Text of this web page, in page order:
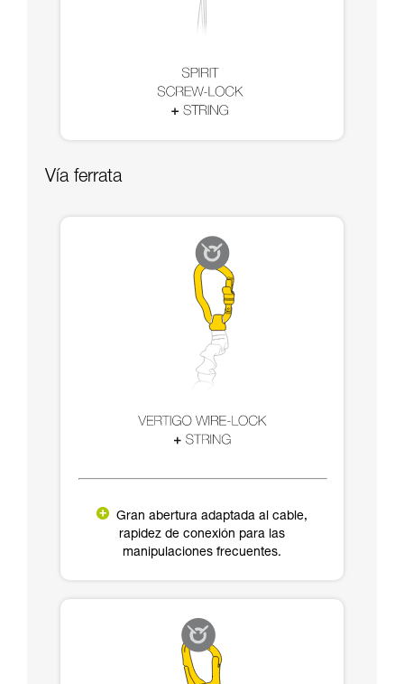
Vía ferrata
Gran abertura adaptada al cable,
rapidez de conexión para las
manipulaciones frecuentes.